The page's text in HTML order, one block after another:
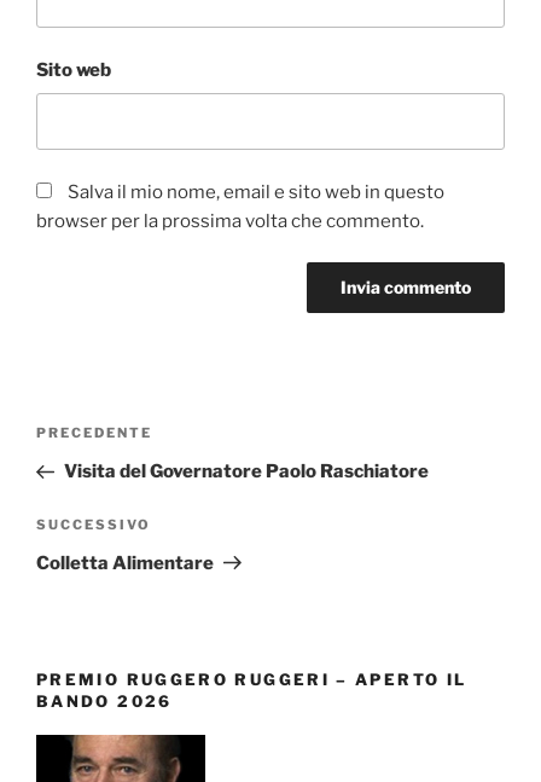
Sito web
Salva il mio nome, email e sito web in questo
browser per la prossima volta che commento.
Navigazione
Articolo
precedente:
PRECEDENTE
Visita del Governatore Paolo Raschiatore
Articolo
successivo
SUCCESSIVO
Colletta Alimentare
PREMIO RUGGERO RUGGERI – APERTO IL
BANDO 2026